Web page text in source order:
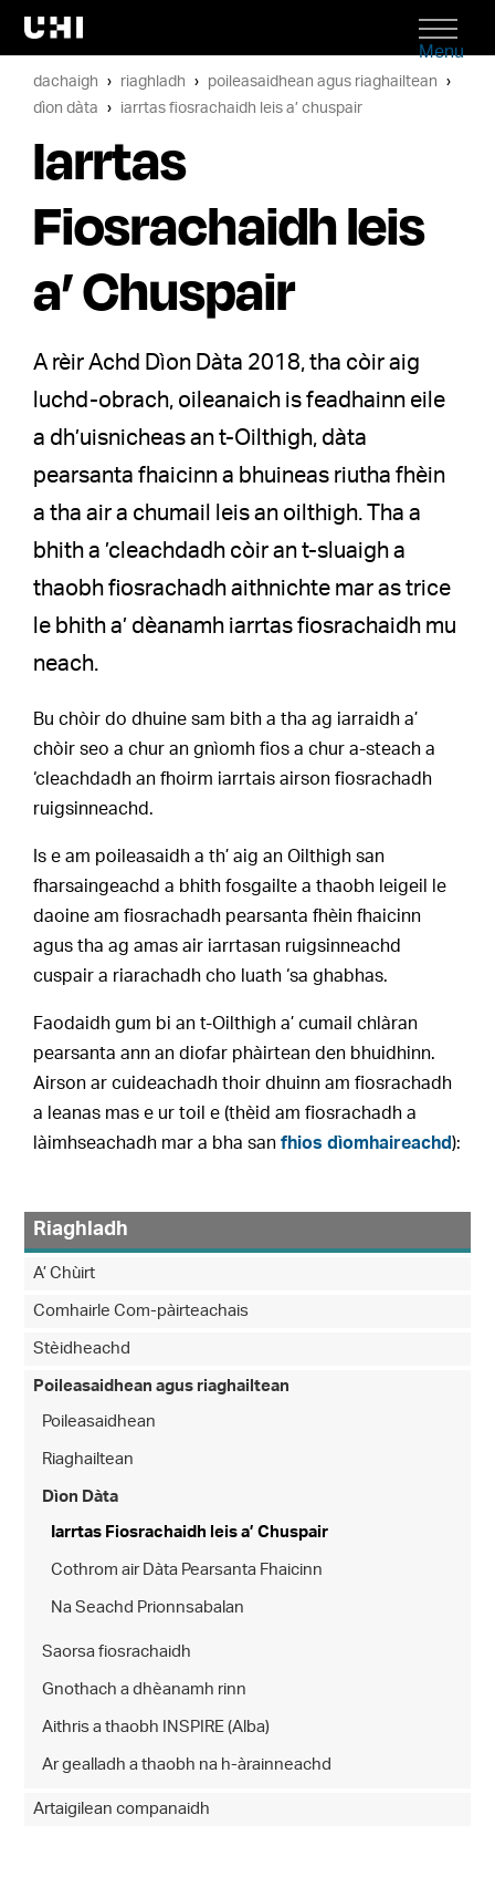
Menu
dachaigh riaghladh
poileasaidhean agus riaghailtean
dìon dàta
iarrtas fiosrachaidh leis a’ chuspair
Iarrtas
Fiosrachaidh leis
a’ Chuspair
A rèir Achd Dìon Dàta 2018, tha còir aig
luchd-obrach, oileanaich is feadhainn eile
a dh’uisnicheas an t-Oilthigh, dàta
pearsanta fhaicinn a bhuineas riutha fhèin
a tha air a chumail leis an oilthigh. Tha a
bhith a ’cleachdadh còir an t-sluaigh a
thaobh fiosrachadh aithnichte mar as trice
le bhith a’ dèanamh iarrtas fiosrachaidh mu
neach.
Bu chòir do dhuine sam bith a tha ag iarraidh a’
chòir seo a chur an gnìomh fios a chur a-steach a
‘cleachdadh an fhoirm iarrtais airson fiosrachadh
ruigsinneachd.
Is e am poileasaidh a th’ aig an Oilthigh san
fharsaingeachd a bhith fosgailte a thaobh leigeil le
daoine am fiosrachadh pearsanta fhèin fhaicinn
agus tha ag amas air iarrtasan ruigsinneachd
cuspair a riarachadh cho luath ‘sa ghabhas.
Faodaidh gum bi an t-Oilthigh a’ cumail chlàran
pearsanta ann an diofar phàirtean den bhuidhinn.
Airson ar cuideachadh thoir dhuinn am fiosrachadh
a leanas mas e ur toil e (thèid am fiosrachadh a
làimhseachadh mar a bha sanfhios dìomhaireachd):
Riaghladh
A’ Chùirt
Comhairle Com-pàirteachais
Stèidheachd
Poileasaidhean agus riaghailtean
Poileasaidhean
Riaghailtean
Dìon Dàta
Iarrtas Fiosrachaidh leis a’ Chuspair
Cothrom air Dàta Pearsanta Fhaicinn
Na Seachd Prionnsabalan
Saorsa fiosrachaidh
Gnothach a dhèanamh rinn
Aithris a thaobh INSPIRE (Alba)
Ar gealladh a thaobh na h-àrainneachd
Artaigilean companaidh